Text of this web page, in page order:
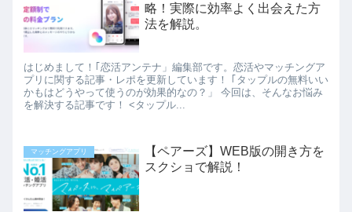
略！実際に効率よく出会えた方
法を解説。
はじめまして！｢恋活アンテナ」編集部です。恋活やマッチングア
プリに関する記事・レポを更新しています！ ｢タップルの無料いい
かもはどうやって使うのが効果的なの？」 今回は、そんなお悩み
を解決する記事です！ <タップル...
マッチングアプリ
【ペアーズ】WEB版の開き方を
スクショで解説！